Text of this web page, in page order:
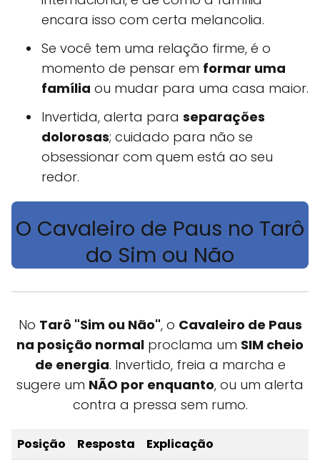
encara isso com certa melancolia.
Se você tem uma relação firme, é o
momento de pensar em formar uma
família ou mudar para uma casa maior.
Invertida, alerta para separações
dolorosas; cuidado para não se
obsessionar com quem está ao seu
redor.
O Cavaleiro de Paus no Tarô
do Sim ou Não
No Tarô "Sim ou Não", o Cavaleiro de Paus
na posição normal proclama um SIM cheio
de energia. Invertido, freia a marcha e
sugere um NÃO por enquanto, ou um alerta
contra a pressa sem rumo.
Posição Resposta
Explicação